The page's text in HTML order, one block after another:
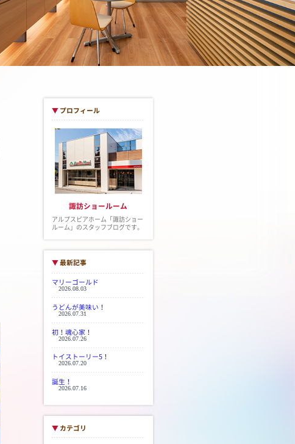
▼ プロフィール
諏訪ショールーム
アルプスピアホーム「諏訪ショー
ルーム」のスタッフブログです。
▼最新記事
マリーゴールド
2026.08.03
うどんが美味い！
2026.07.31
初！魂心家！
2026.07.26
トイストーリー5！
2026.07.20
誕生！
2026.07.16
▼ カテゴリ